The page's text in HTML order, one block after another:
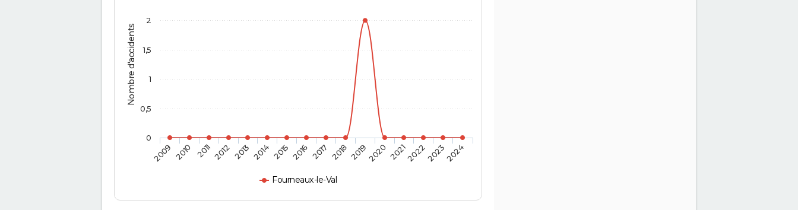
Nombre d'accidents
Fourneaux-le-Val
2009 2010 2011 2012 2013 2014 2015 2016 2017 2018 20192020 2021202220232024
0
0,5
1
1,5
2